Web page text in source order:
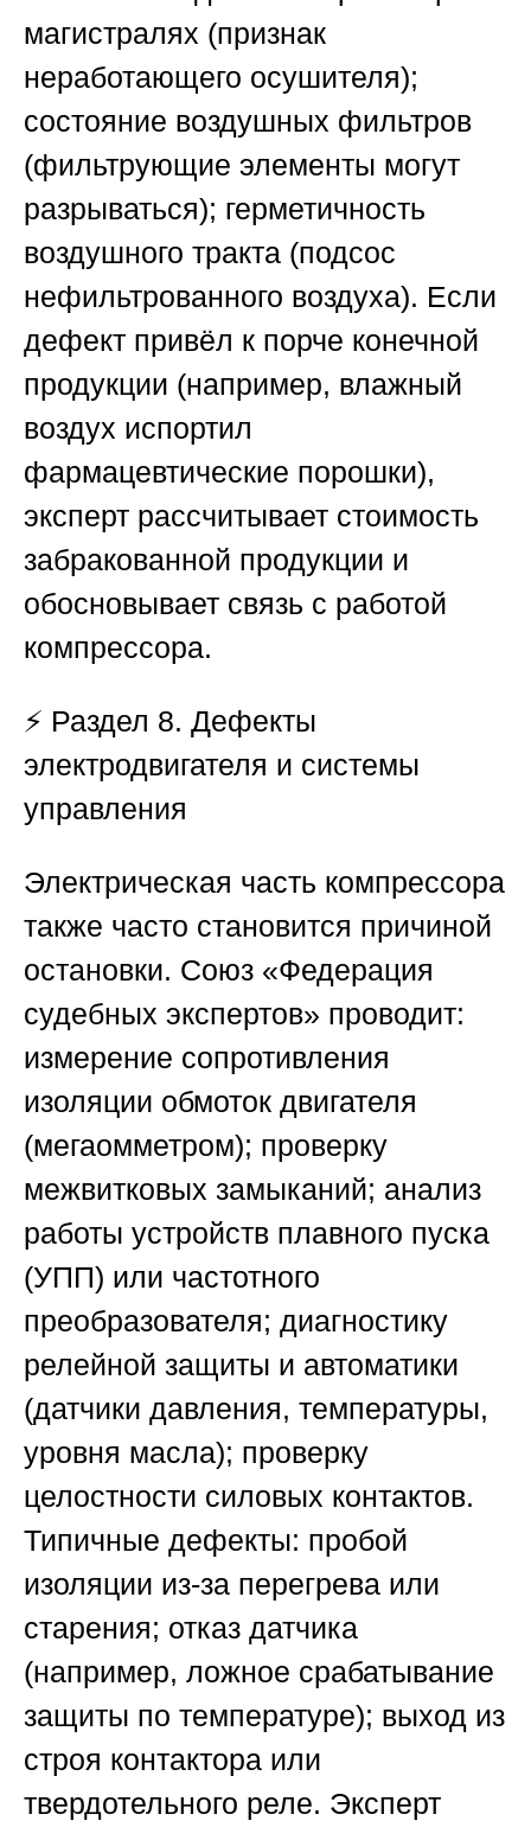
магистралях (признак
неработающего осушителя);
состояние воздушных фильтров
(фильтрующие элементы могут
разрываться); герметичность
воздушного тракта (подсос
нефильтрованного воздуха). Если
дефект привёл к порче конечной
продукции (например, влажный
воздух испортил
фармацевтические порошки),
эксперт рассчитывает стоимость
забракованной продукции и
обосновывает связь с работой
компрессора.
⚡ Раздел 8. Дефекты
электродвигателя и системы
управления
Электрическая часть компрессора
также часто становится причиной
остановки. Союз «Федерация
судебных экспертов» проводит:
измерение сопротивления
изоляции обмоток двигателя
(мегаомметром); проверку
межвитковых замыканий; анализ
работы устройств плавного пуска
(УПП) или частотного
преобразователя; диагностику
релейной защиты и автоматики
(датчики давления, температуры,
уровня масла); проверку
целостности силовых контактов.
Типичные дефекты: пробой
изоляции из-за перегрева или
старения; отказ датчика
(например, ложное срабатывание
защиты по температуре); выход из
строя контактора или
твердотельного реле. Эксперт